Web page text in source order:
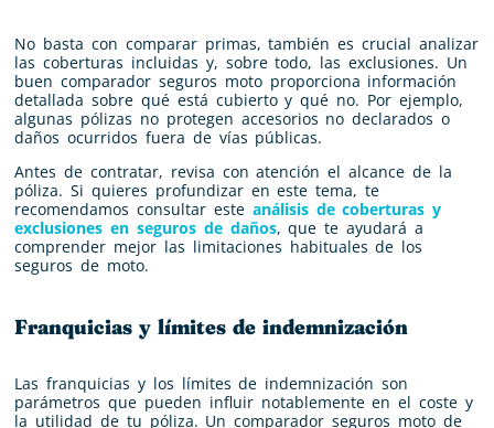
No basta con comparar primas, también es crucial analizar
las coberturas incluidas y, sobre todo, las exclusiones. Un
buen comparador seguros moto proporciona información
detallada sobre qué está cubierto y qué no. Por ejemplo,
algunas pólizas no protegen accesorios no declarados o
daños ocurridos fuera de vías públicas.
Antes de contratar, revisa con atención el alcance de la
póliza. Si quieres profundizar en este tema, te
recomendamos consultar este análisis de coberturas y
exclusiones en seguros de daños, que te ayudará a
comprender mejor las limitaciones habituales de los
seguros de moto.
Franquicias y límites de indemnización
Las franquicias y los límites de indemnización son
parámetros que pueden influir notablemente en el coste y
la utilidad de tu póliza. Un comparador seguros moto de